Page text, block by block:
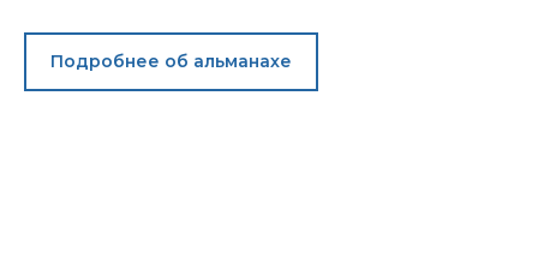
Подробнее об альманахе